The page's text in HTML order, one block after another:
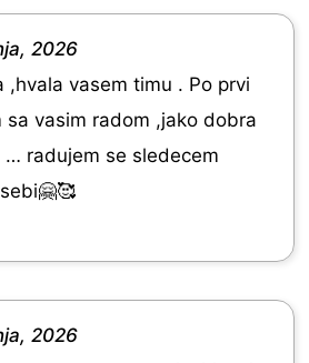
2026
,hvala vasem timu . Po prvi
sa vasim radom ,jako dobra
… radujem se sledecem
2026